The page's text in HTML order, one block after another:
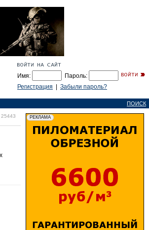
Имя:
Пароль:
Регистрация
Забыли пароль?
ПОИСК
25443